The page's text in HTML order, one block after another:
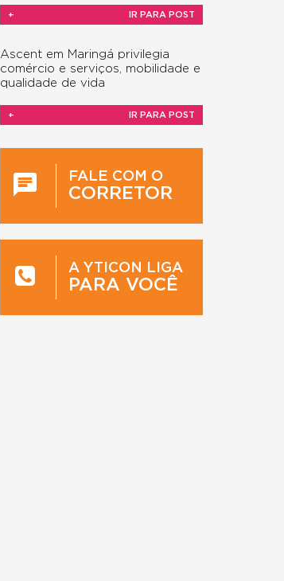
+ IR PARA POST
Ascent em Maringá privilegia
comércio e serviços, mobilidade e
qualidade de vida
+ IR PARA POST
FALE COM O
CORRETOR
A YTICON LIGA
PARA VOCÊ